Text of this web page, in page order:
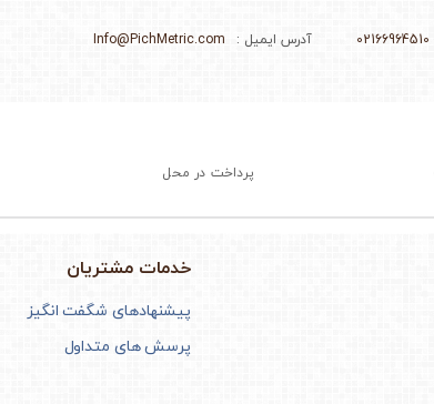
آدرس ایمیل : Info@PichMetric.com
پرداخت در محل
خدمات مشتریان
پیشنهادهای شگفت انگیز
پرسش های متداول